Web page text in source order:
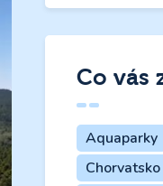
Co vás
Aquaparky
Chorvatsko